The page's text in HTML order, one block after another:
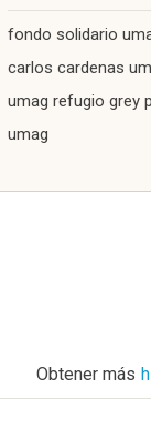
fondo solidario
carlos cardenas
umag refugio grey
umag
Obtener más